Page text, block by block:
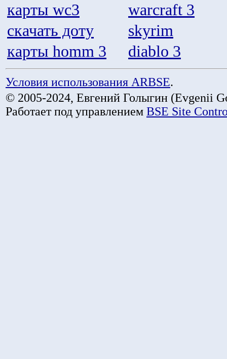
карты wc3
warcraft 3
скачать доту
skyrim
карты homm 3
diablo 3
Условия использования ARBSE.
© 2005-2024, Евгений Голыгин (Evgenii
Работает под управлением BSE Site